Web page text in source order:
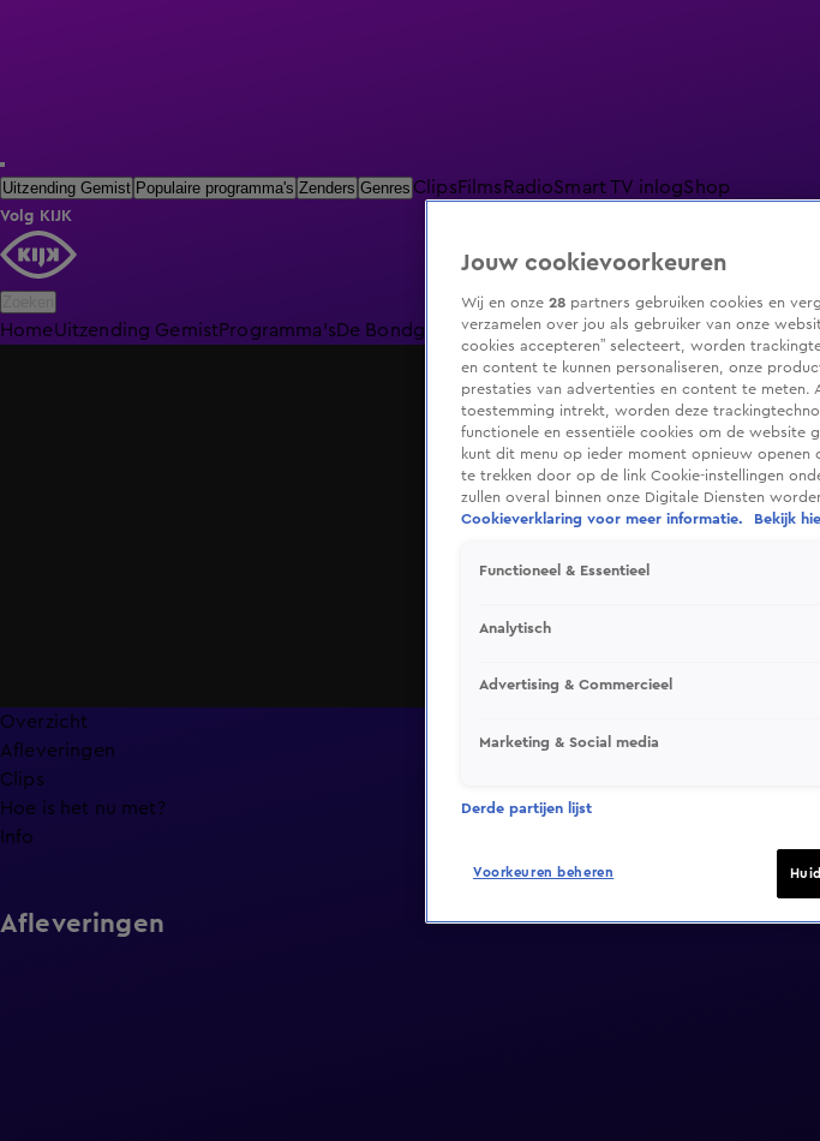
Uitzending Gemist Populaire programma's Zenders Genres ClipsFilms RadioSmart TV inlogShop
Volg KIJK
HomeUitzending GemistProgramma's De BondgenotenDe OranjezomerLivestreamsShop
Overzicht
Afleveringen
Clips
Hoe is het nu met?
Info
Afleveringen
Jouw cookievoorkeuren
Wij en onze 28 partners gebruiken cookies en
verzamelen over jou als gebruiker van onze
cookies accepteren” selecteert, worden
en content te kunnen personaliseren, onze
prestaties van advertenties en content te meten.
toestemming intrekt, worden deze
functionele en essentiële cookies om de website
kunt dit menu op ieder moment opnieuw
te trekken door op de link Cookie-instellingen
zullen overal binnen onze Digitale Diensten
Cookieverklaring voor meer informatie.
Bekijk
Functioneel & Essentieel
Analytisch
Advertising & Commercieel
Marketing & Social media
Derde partijen lijst
Voorkeuren beheren